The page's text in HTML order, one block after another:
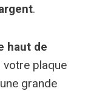
.
haut de
plaque
grande